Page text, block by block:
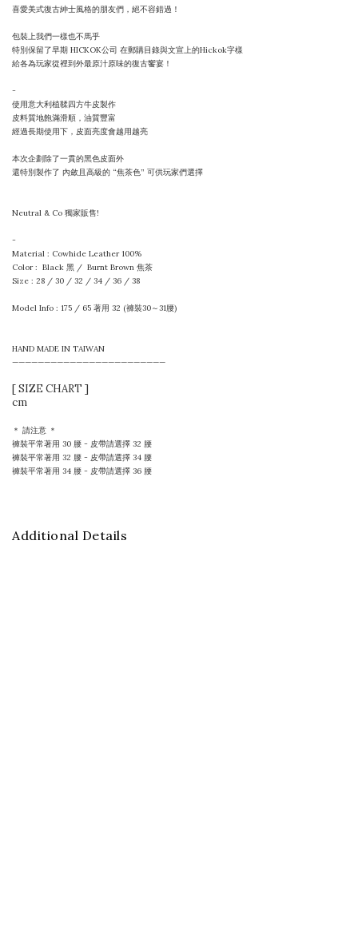
喜愛美式復古紳士風格的朋友們，絕不容錯過！
包裝上我們一樣也不馬乎
特別保留了早期 HICKOK公司 在郵購目錄與文宣上的Hickok字樣
給各為玩家從裡到外最原汁原味的復古饗宴！
-
使用意大利植鞣四方牛皮製作
皮料質地飽滿滑順，油質豐富
經過長期使用下，皮面亮度會越用越亮
本次企劃除了一貫的黑色皮面外
還特別製作了 內斂且高級的 “焦茶色” 可供玩家們選擇
Neutral & Co 獨家販售!
-
Material : Cowhide Leather 100%
Color : Black 黑 / Burnt Brown 焦茶
Size : 28 / 30 / 32 / 34 / 36 / 38
Model Info : 175 / 65 著用 32 (褲裝30～31腰)
HAND MADE IN TAIWAN
————————————————————————
[ SIZE CHART ]
cm
＊ 請注意 ＊
褲裝平常著用 30 腰 - 皮帶請選擇 32 腰
褲裝平常著用 32 腰 - 皮帶請選擇 34 腰
褲裝平常著用 34 腰 - 皮帶請選擇 36 腰
Additional Details